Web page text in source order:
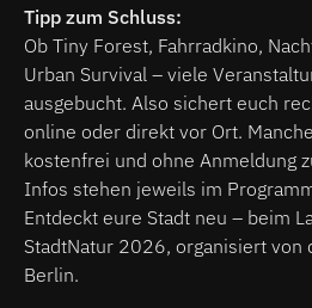
Tipp zum Schluss:
Ob Tiny Forest, Fahrradkino,
Urban Survival – viele
ausgebucht. Also sichert euch
online oder direkt vor Ort.
kostenfrei und ohne Anmeldung
Infos stehen jeweils im
Entdeckt eure Stadt neu – beim
StadtNatur 2026, organisiert von
Berlin.